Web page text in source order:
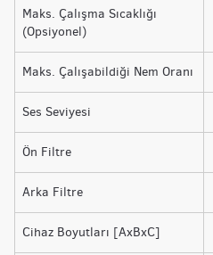
Maks. Çalışma Sıcaklığı
(Opsiyonel)
Maks. Çalışabildiği Nem Oranı
Ses Seviyesi
Ön Filtre
Arka Filtre
Cihaz Boyutları [AxBxC]